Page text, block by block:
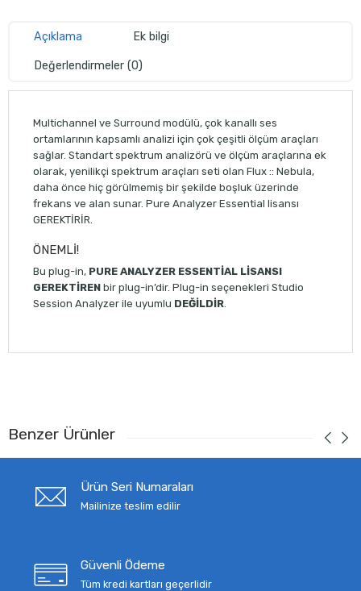
Açıklama Ek bilgi
Değerlendirmeler (0)
Multichannel ve Surround modülü, çok kanallı ses
ortamlarının kapsamlı analizi için çok çeşitli ölçüm araçları
sağlar. Standart spektrum analizörü ve ölçüm araçlarına ek
olarak, yenilikçi spektrum araçları seti olan Flux :: Nebula,
daha önce hiç görülmemiş bir şekilde boşluk üzerinde
frekans ve alan sunar. Pure Analyzer Essential lisansı
GEREKTİRİR.
ÖNEMLİ!
Bu plug-in, PURE ANALYZER ESSENTİAL LİSANSI
GEREKTİREN bir plug-in’dir. Plug-in seçenekleri Studio
Session Analyzer ile uyumlu DEĞİLDİR.
Benzer Ürünler
Ürün Seri Numaraları
Mailinize teslim edilir
Güvenli Ödeme
Tüm kredi kartları geçerlidir